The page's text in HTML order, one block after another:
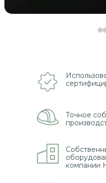
Точное
компании